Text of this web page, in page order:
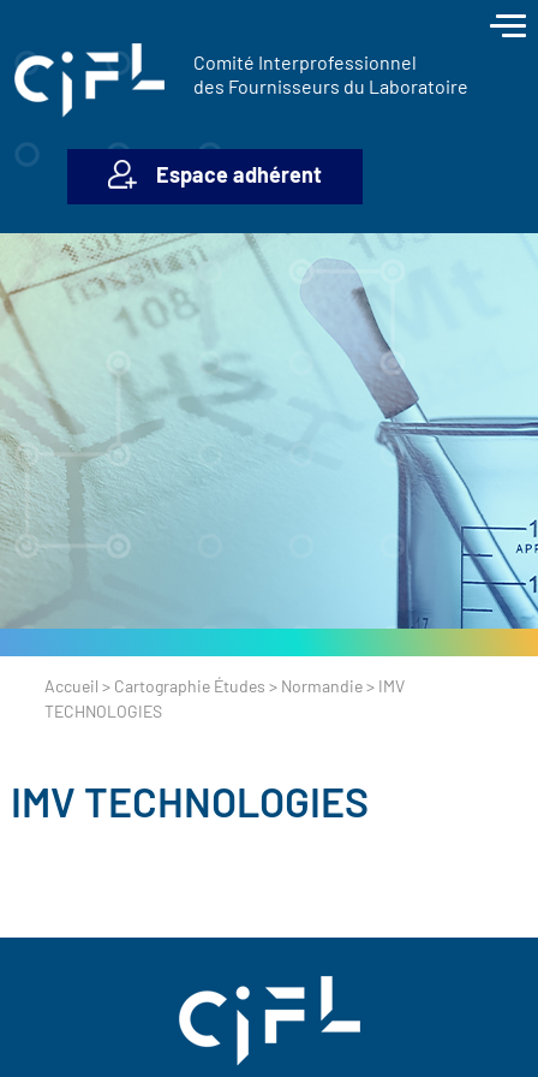
Comité Interprofessionnel
des Fournisseurs du Laboratoire
Espace adhérent
Accueil > Cartographie Études > Normandie > IMV
TECHNOLOGIES
IMV TECHNOLOGIES